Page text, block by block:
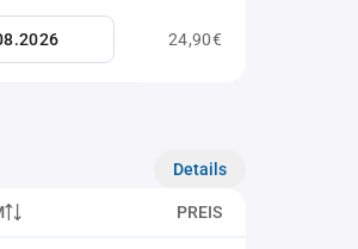
24,90€
Details
PREIS